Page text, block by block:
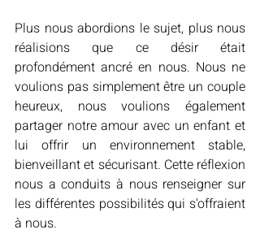
Plus nous abordions le sujet, plus nous
réalisions que ce désir était
profondément ancré en nous. Nous ne
voulions pas simplement être un couple
heureux, nous voulions également
partager notre amour avec un enfant et
lui offrir un environnement stable,
bienveillant et sécurisant. Cette réflexion
nous a conduits à nous renseigner sur
les différentes possibilités qui s'offraient
à nous.